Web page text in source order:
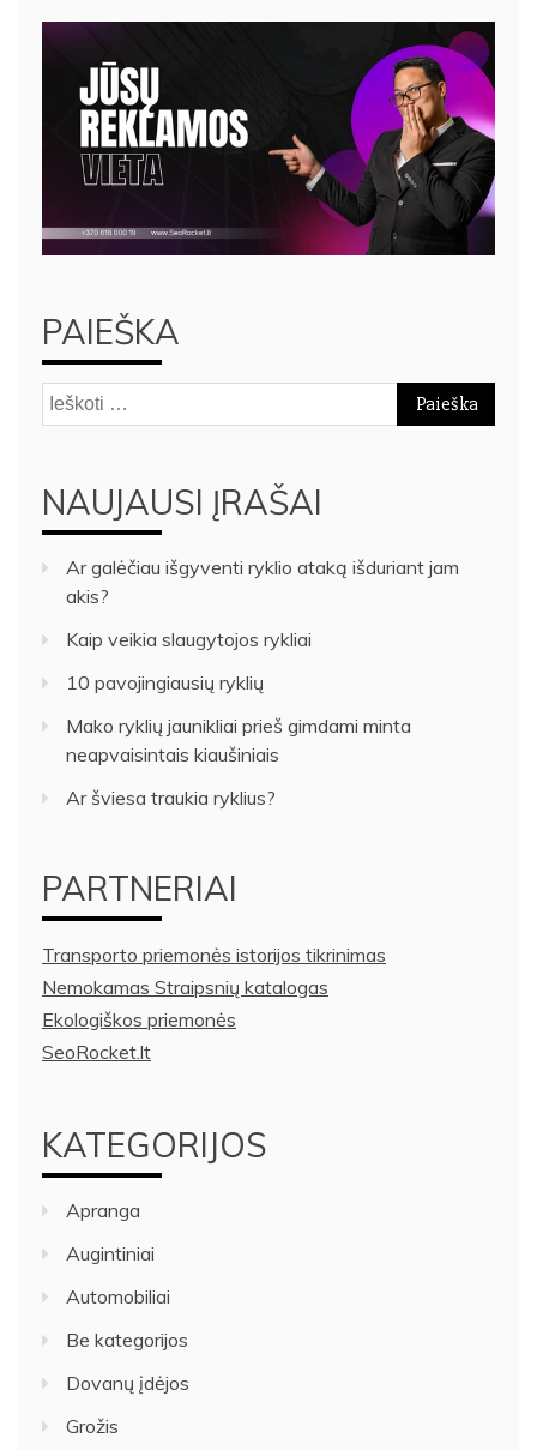
PAIEŠKA
Ieškoti:
NAUJAUSI ĮRAŠAI
Ar galėčiau išgyventi ryklio ataką išduriant jam
akis?
Kaip veikia slaugytojos rykliai
10 pavojingiausių ryklių
Mako ryklių jaunikliai prieš gimdami minta
neapvaisintais kiaušiniais
Ar šviesa traukia ryklius?
PARTNERIAI
Transporto priemonės istorijos tikrinimas
Nemokamas Straipsnių katalogas
Ekologiškos priemonės
SeoRocket.lt
KATEGORIJOS
Apranga
Augintiniai
Automobiliai
Be kategorijos
Dovanų įdėjos
Grožis